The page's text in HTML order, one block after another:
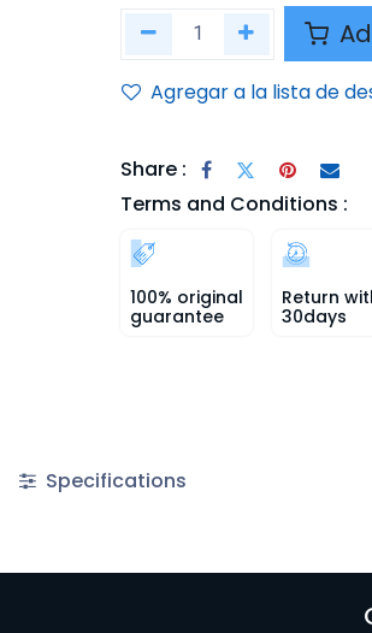
Agregar a la lista de
Share :
Terms and Conditions :
100% original
guarantee
Return
30days
Specifications